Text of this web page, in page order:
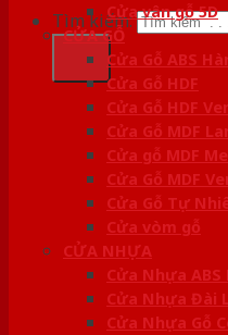
Tìm kiếm:Cửa vân gỗ 5D
CỬA GỖ
Cửa Gỗ ABS
Cửa Gỗ HDF
Cửa Gỗ HDF
Cửa Gỗ MDF
Cửa gỗ MDF
Cửa Gỗ MDF
Cửa Gỗ Tự
Cửa vòm gỗ
CỬA NHỰA
Cửa Nhựa ABS
Cửa Nhựa Đài
Cửa Nhựa Gỗ